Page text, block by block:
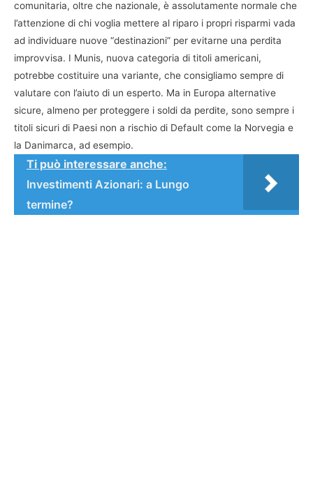
comunitaria, oltre che nazionale, è assolutamente normale che
l’attenzione di chi voglia mettere al riparo i propri risparmi vada
ad individuare nuove “destinazioni” per evitarne una perdita
improvvisa. I Munis, nuova categoria di titoli americani,
potrebbe costituire una variante, che consigliamo sempre di
valutare con l’aiuto di un esperto. Ma in Europa alternative
sicure, almeno per proteggere i soldi da perdite, sono sempre i
titoli sicuri di Paesi non a rischio di Default come la Norvegia e
la Danimarca, ad esempio.
Ti può interessare anche:
Investimenti Azionari: a Lungo
termine?